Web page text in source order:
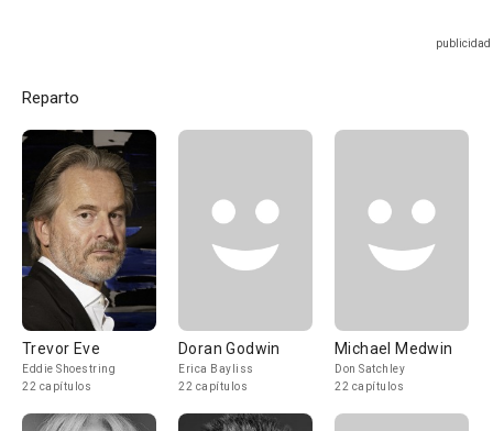
Reparto
Trevor Eve
Eddie Shoestring
22 capítulos
Doran Godwin
Erica Bayliss
22 capítulos
Michael Medwin
Don Satchley
22 capítulos